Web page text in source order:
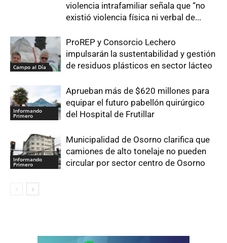
violencia intrafamiliar señala que “no
existió violencia física ni verbal de...
Campo al Día
ProREP y Consorcio Lechero
impulsarán la sustentabilidad y gestión
de residuos plásticos en sector lácteo
Informando
Primero
Aprueban más de $620 millones para
equipar el futuro pabellón quirúrgico
del Hospital de Frutillar
Informando
Primero
Municipalidad de Osorno clarifica que
camiones de alto tonelaje no pueden
circular por sector centro de Osorno